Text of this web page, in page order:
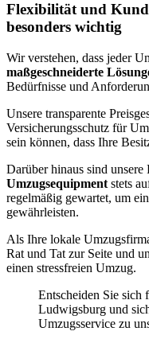
Flexibilität und
besonders wichtig
Wir verstehen, dass jeder
maßgeschneiderte
Bedürfnisse und
Unsere transparente
Versicherungsschutz für
sein können, dass Ihre
Darüber hinaus sind unsere
Umzugsequipment stets
regelmäßig gewartet, um
gewährleisten.
Als Ihre lokale
Rat und Tat zur Seite und
einen stressfreien Umzug.
Entscheiden Sie sich
Ludwigsburg und
Umzugsservice zu